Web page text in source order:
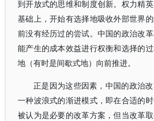
到开放式的思维和制度创新。权力精
基础上，开始有选择地吸收外部世界
前没有经历过的尝试。中国的政治改
能产生的成本效益进行权衡和选择的
地（有时是间歇式地）向前推进。
正是因为这些因素，中国的政治
一种波浪式的渐进模式，即在合适的
被认为是必要的改革方案，但当改革